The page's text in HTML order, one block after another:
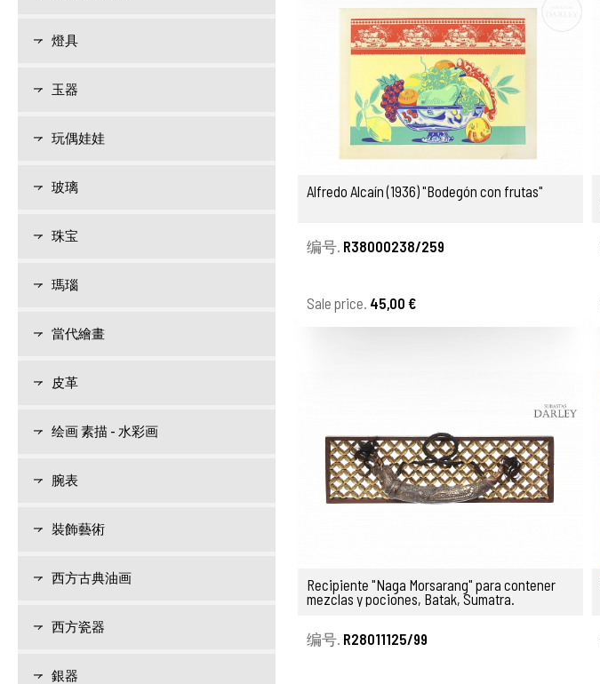
燈具
玉器
玩偶娃娃
玻璃
珠宝
瑪瑙
當代繪畫
皮革
绘画 素描 - 水彩画
腕表
裝飾藝術
西方古典油画
西方瓷器
銀器
Alfredo Alcaín (1936) "Bodegón con frutas"
编号. R38000238/259
Sale price. 45,00 €
Recipiente "Naga Morsarang" para contener
mezclas y pociones, Batak, Sumatra.
编号. R28011125/99